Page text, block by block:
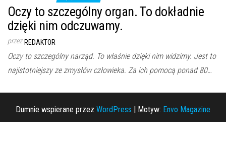
Oczy to szczególny organ. To dokładnie
dzięki nim odczuwamy.
przez REDAKTOR
Oczy to szczególny narząd. To właśnie dzięki nim widzimy. Jest to
najistotniejszy ze zmysłów człowieka. Za ich pomocą ponad 80…
Dumnie wspierane przez WordPress Motyw: Envo Magazine